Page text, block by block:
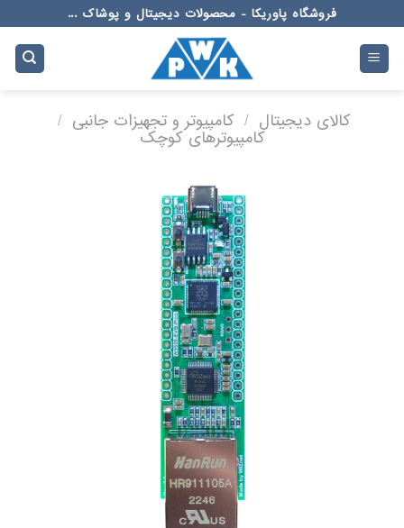
to
content
فروشگاه پاوریکا - محصولات دیجیتال و پوشاک ...
کالای دیجیتال / کامپیوتر و تجهیزات جانبی /
کامپیوترهای کوچک